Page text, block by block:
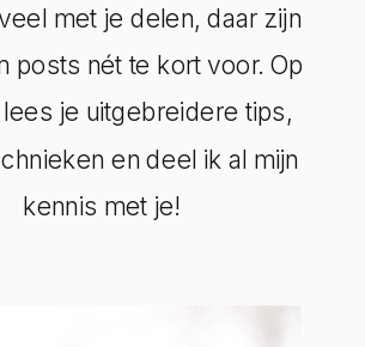
met je delen, daar zijn
posts nét te kort voor. Op
je uitgebreidere tips,
en deel ik al mijn
kennis met je!